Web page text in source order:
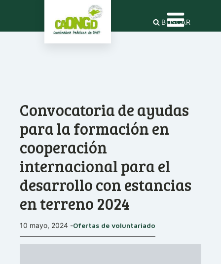
BUSCAR
Convocatoria de ayudas
para la formación en
cooperación
internacional para el
desarrollo con estancias
en terreno 2024
10 mayo, 2024 -Ofertas de voluntariado